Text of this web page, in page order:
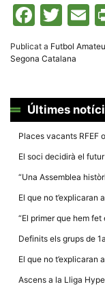
Publicat a Futbol
Segona Catalana
Últimes
Places vacants RFEF
El soci decidirà el
“Una Assemblea
El que no t’explicaran
“El primer que hem
Definits els grups de
El que no t’explicaran
Ascens a la Lliga